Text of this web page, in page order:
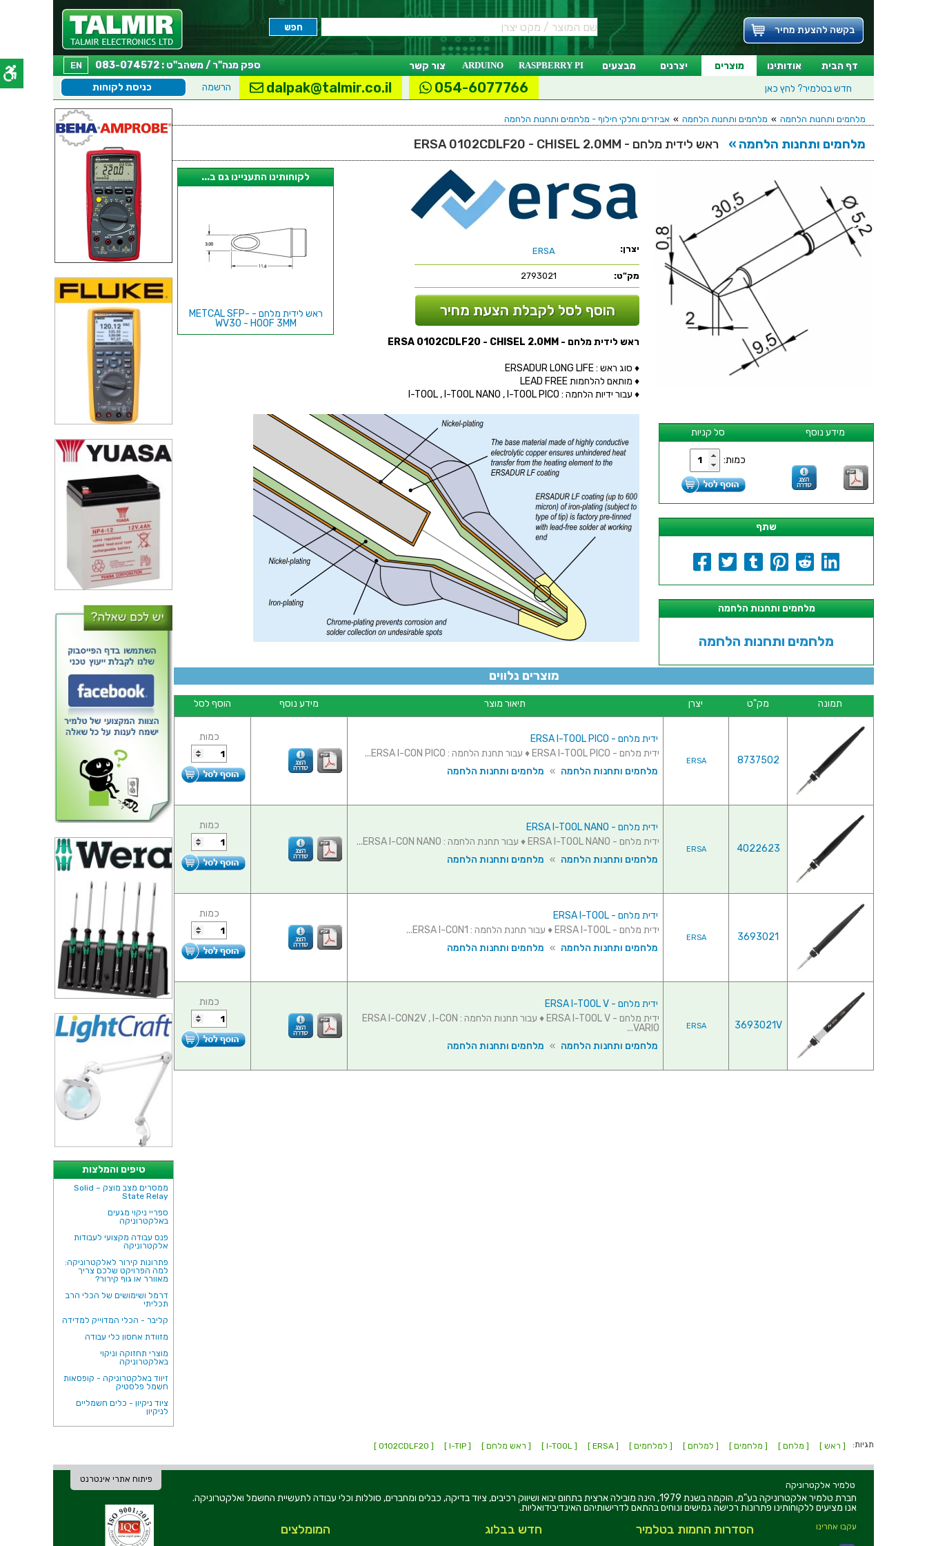
בקשה להצעת מחיר
דף הבית אודותינו מוצרים יצרנים מבצעים RASPBERRY PI
ARDUINO צור קשר EN
ספק מנה"ר / משהב"ט : 083-074572
חדש בטלמיר? לחץ כאן כניסת לקוחות הרשמה dalpak@talmir.co.il 054-6077766
טיפים והמלצות
ממסרים מצב מוצק – Solid
State Relay
ספריי ניקוי מגעים
באלקטרוניקה
פנס עבודה מקצועי לעבודות
אלקטרוניקה
פתרונות קירור לאלקטרוניקה:
למה הפרויקט שלכם צריך
מאוורר או גוף קירור?
דרמל ושימושים של הכלי הרב
תכליתי
קליבר - הכלי המדוייק למדידה
מזוודת אחסון כלי עבודה
מוצרי תחזוקה וניקוי
באלקטרוניקה
זיווד באלקטרוניקה - קופסאות
חשמל פלסטיק
ציוד ניקיון - כלים חשמליים
לניקיון
מלחמים ותחנות הלחמה » מלחמים ותחנות הלחמה » אביזרים וחלקי חילוף - מלחמים ותחנות הלחמה
מלחמים ותחנות הלחמה » ראש לידית מלחם - ERSA 0102CDLF20 - CHISEL 2.0MM
סל קניות מידע נוסף
כמות:
שתף
מלחמים ותחנות הלחמה
מלחמים ותחנות הלחמה
יצרן: ERSA
מק"ט: 2793021
הוסף לסל לקבלת הצעת מחיר
לקוחותינו התעניינו גם ב...
ראש לידית מלחם - METCAL SFP-
WV30 - HOOF 3MM
7CN0013S - STANDARD
ראש למלחם - WELLER SF25 -
ראש לידית מלחם - ERSA 0102CDLF20 - CHISEL 2.0MM
♦ סוג ראש : ERSADUR LONG LIFE
♦ מותאם להלחמות LEAD FREE
♦ עבור ידיות הלחמה : I-TOOL , I-TOOL NANO , I-TOOL PICO
מוצרים נלווים
תמונה מק"ט יצרן תיאור מוצר מידע נוסף הוסף לסל
8737502
ERSA
ידית מלחם - ERSA I-TOOL PICO
ידית מלחם - ERSA I-TOOL PICO ♦ עבור תחנת הלחמה : ERSA I-CON PICO...
מלחמים ותחנות הלחמה » מלחמים ותחנות הלחמה
כמות
4022623
ERSA
ידית מלחם - ERSA I-TOOL NANO
ידית מלחם - ERSA I-TOOL NANO ♦ עבור תחנת הלחמה : ERSA I-CON NANO...
מלחמים ותחנות הלחמה » מלחמים ותחנות הלחמה
כמות
3693021
ERSA
ידית מלחם - ERSA I-TOOL
ידית מלחם - ERSA I-TOOL ♦ עבור תחנת הלחמה : ERSA I-CON1...
מלחמים ותחנות הלחמה » מלחמים ותחנות הלחמה
כמות
3693021V
ERSA
ידית מלחם - ERSA I-TOOL V
ידית מלחם - ERSA I-TOOL V ♦ עבור תחנות הלחמה : ERSA I-CON2V , I-CON
VARIO...
מלחמים ותחנות הלחמה » מלחמים ותחנות הלחמה
כמות
תגיות: [ ראש ] [ מלחם ] [ מלחמים ] [ למלחם ] [ למלחמים ] [ ERSA ]
[ I-TOOL ] [ ראש מלחם ] [ I-TIP ]
[ 0102CDLF20 ]
פיתוח אתרי אינטרנט
טלמיר אלקטרוניקה
חברת טלמיר אלקטרוניקה בע"מ, הוקמה בשנת 1979, הינה מובילה ארצית בתחום יבוא ושיווק רכיבים, ציוד בדיקה, כבלים ומחברים, סוללות וכלי עבודה לתעשיית החשמל ואלקטרוניקה.
אנו מציעים ללקוחותינו פתרונות רכישה גמישים ונוחים בהתאם לדרישותיהם האינדיבידואליות.
עקבו אחרינו המומלצים חדש בבלוג הסדרות החמות בטלמיר